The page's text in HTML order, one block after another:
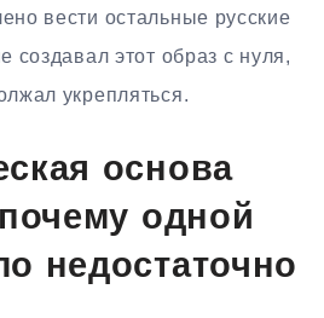
вести остальные русские
создавал этот образ с нуля,
укрепляться.
основа
одной
недостаточно